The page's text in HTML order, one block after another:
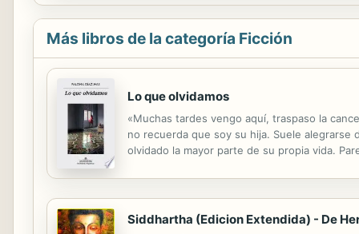
Más libros de la categoría Ficción
Lo que olvidamos
«Muchas tardes vengo aquí, traspaso la
no recuerda que soy su hija. Suele
olvidado la mayor parte de su propia vida.
Siddhartha (Edicion Extendida) - De